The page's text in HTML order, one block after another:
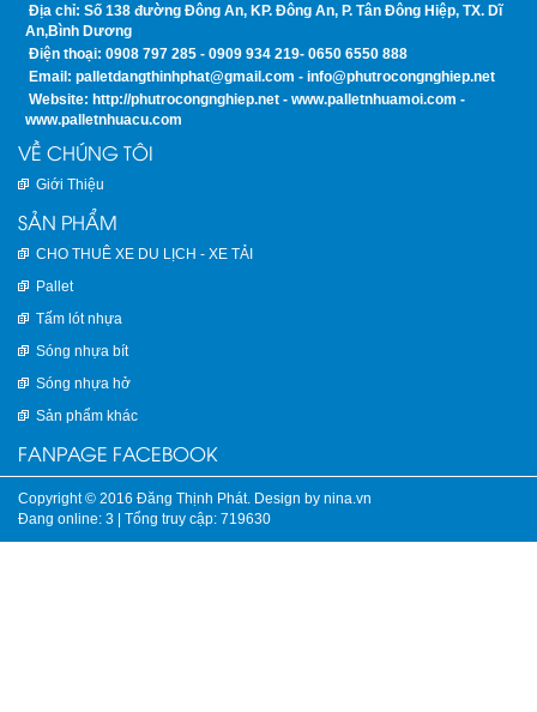
Địa chỉ: Số 138 đường Đông An, KP. Đông An, P. Tân Đông Hiệp, TX. Dĩ
An,Bình Dương
Điện thoại: 0908 797 285 - 0909 934 219- 0650 6550 888
Email: palletdangthinhphat@gmail.com - info@phutrocongnghiep.net
Website: http://phutrocongnghiep.net - www.palletnhuamoi.com -
www.palletnhuacu.com
VỀ CHÚNG TÔI
Giới Thiệu
SẢN PHẨM
CHO THUÊ XE DU LỊCH - XE TẢI
Pallet
Tấm lót nhựa
Sóng nhựa bít
Sóng nhựa hở
Sản phẩm khác
FANPAGE FACEBOOK
Copyright © 2016 Đăng Thịnh Phát. Design by nina.vn
Đang online: 3 | Tổng truy cập: 719630